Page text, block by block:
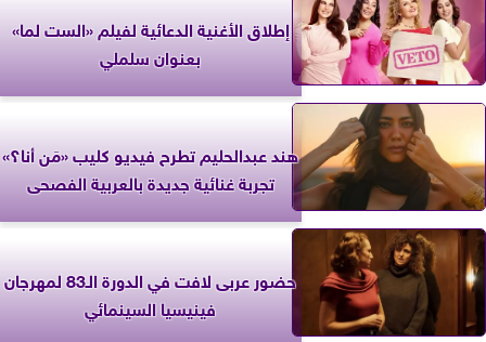
إطلاق الأغنية الدعائية لفيلم «الست لما»
بعنوان سلملي
هند عبدالحليم تطرح فيديو كليب «مَن أنا؟»
تجربة غنائية جديدة بالعربية الفصحى
حضور عربى لافت في الدورة الـ83 لمهرجان
فينيسيا السينمائي